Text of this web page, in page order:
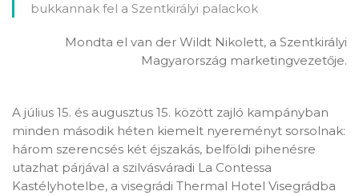
bukkannak fel a Szentkirályi palackok
Mondta el van der Wildt Nikolett, a Szentkirályi
Magyarország marketingvezetője.
A július 15. és augusztus 15. között zajló kampányban
minden második héten kiemelt nyereményt sorsolnak:
három szerencsés két éjszakás, belföldi pihenésre
utazhat párjával a szilvásváradi La Contessa
Kastélyhotelbe, a visegrádi Thermal Hotel Visegrádba